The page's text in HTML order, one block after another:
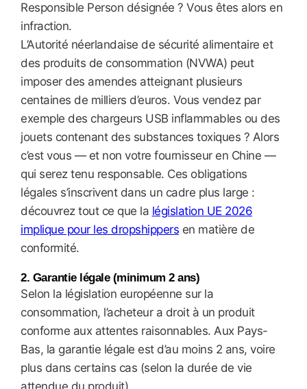
Responsible Person désignée ? Vous êtes alors en
infraction.
L’Autorité néerlandaise de sécurité alimentaire et
des produits de consommation (NVWA) peut
imposer des amendes atteignant plusieurs
centaines de milliers d’euros. Vous vendez par
exemple des chargeurs USB inflammables ou des
jouets contenant des substances toxiques ? Alors
c’est vous — et non votre fournisseur en Chine —
qui serez tenu responsable. Ces obligations
légales s’inscrivent dans un cadre plus large :
découvrez tout ce que la législation UE 2026
implique pour les dropshippers en matière de
conformité.
2. Garantie légale (minimum 2 ans)
Selon la législation européenne sur la
consommation, l’acheteur a droit à un produit
conforme aux attentes raisonnables. Aux Pays-
Bas, la garantie légale est d’au moins 2 ans, voire
plus dans certains cas (selon la durée de vie
attendue du produit).